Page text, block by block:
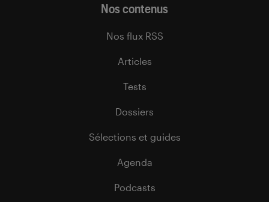
Nos contenus
Nos flux RSS
Articles
Tests
Dossiers
Sélections et guides
Agenda
Podcasts